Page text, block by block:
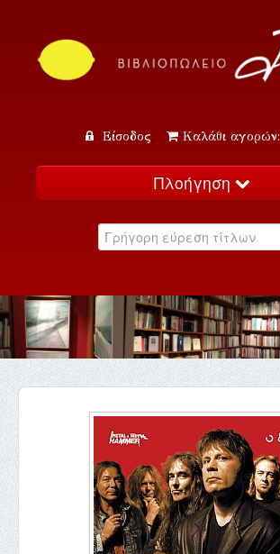
Είσοδος Καλάθι αγορών:
Πλοήγηση
Κατάλογος
Εκδηλώσεις
Επικοινωνία